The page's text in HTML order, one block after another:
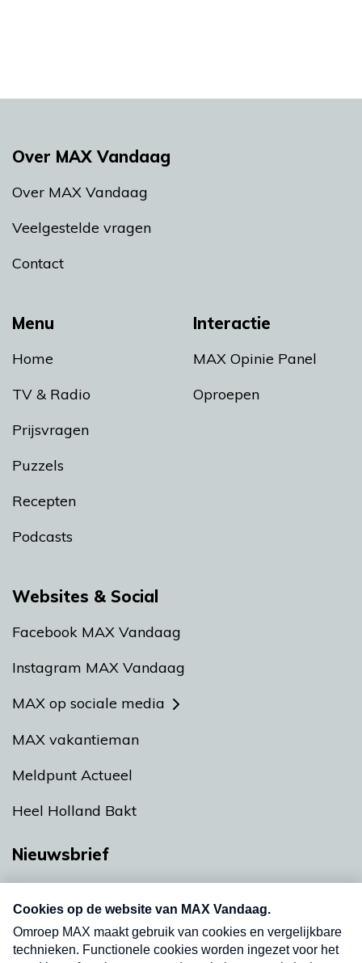
Menu
Home
TV & Radio
Prijsvragen
Puzzels
Recepten
Podcasts
Interactie
MAX Opinie Panel
Oproepen
Over MAX Vandaag
Over MAX Vandaag
Veelgestelde vragen
Contact
Websites & Social
Facebook MAX Vandaag
Instagram MAX Vandaag
MAX op sociale media
MAX vakantieman
Meldpunt Actueel
Heel Holland Bakt
Nieuwsbrief
nieuwsbrief. Elke vrijdag- en dinsdagochtend in
uw mailbox.